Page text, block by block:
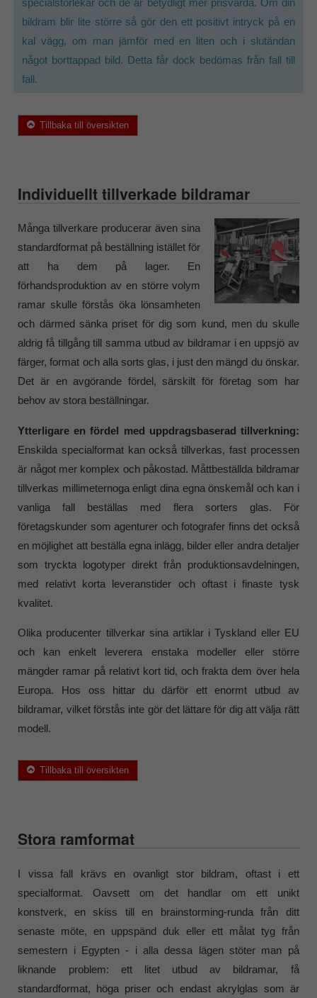
specialstorlekar och de är betydligt mer prisvärda. Om din
bildram blir lite större så gör den ett positivt intryck på en
kal vägg, om man jämför med en liten och i slutändan
något borttappad bild. Detta får dock bedömas från fall till
fall.
Tillbaka till översikten
Individuellt tillverkade bildramar
Många tillverkare producerar även sina
standardformat på beställning istället för
att ha dem på lager. En
förhandsproduktion av en större volym
ramar skulle förstås öka lönsamheten
och därmed sänka priset för dig som kund, men du skulle
aldrig få tillgång till samma utbud av bildramar i en uppsjö av
färger, format och alla sorts glas, i just den mängd du önskar.
Det är en avgörande fördel, särskilt för företag som har
behov av stora beställningar.
Ytterligare en fördel med uppdragsbaserad tillverkning:
Enskilda specialformat kan också tillverkas, fast processen
är något mer komplex och påkostad. Måttbeställda bildramar
tillverkas millimeternoga enligt dina egna önskemål och kan i
vanliga fall beställas med flera sorters glas. För
företagskunder som agenturer och fotografer finns det också
en möjlighet att beställa egna inlägg, bilder eller andra detaljer
som tryckta logotyper direkt från produktionsavdelningen,
med relativt korta leveranstider och oftast i finaste tysk
kvalitet.
Olika producenter tillverkar sina artiklar i Tyskland eller EU
och kan enkelt leverera enstaka modeller eller större
mängder ramar på relativt kort tid, och frakta dem över hela
Europa. Hos oss hittar du därför ett enormt utbud av
bildramar, vilket förstås inte gör det lättare för dig att välja rätt
modell.
Tillbaka till översikten
Stora ramformat
I vissa fall krävs en ovanligt stor bildram, oftast i ett
specialformat. Oavsett om det handlar om ett unikt
konstverk, en skiss till en brainstorming-runda från ditt
senaste möte, en uppspänd duk eller ett målat tyg från
semestern i Egypten - i alla dessa lägen stöter man på
liknande problem: ett litet utbud av bildramar, få
standardformat, höga priser och endast akrylglas som är